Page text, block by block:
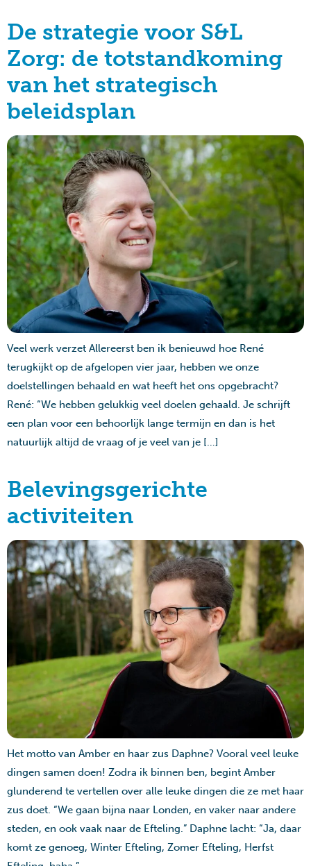
De strategie voor S&L
Zorg: de totstandkoming
van het strategisch
beleidsplan
Veel werk verzet Allereerst ben ik benieuwd hoe René
terugkijkt op de afgelopen vier jaar, hebben we onze
doelstellingen behaald en wat heeft het ons opgebracht?
René: “We hebben gelukkig veel doelen gehaald. Je schrijft
een plan voor een behoorlijk lange termijn en dan is het
natuurlijk altijd de vraag of je veel van je […]
Belevingsgerichte
activiteiten
Het motto van Amber en haar zus Daphne? Vooral veel leuke
dingen samen doen! Zodra ik binnen ben, begint Amber
glunderend te vertellen over alle leuke dingen die ze met haar
zus doet. “We gaan bijna naar Londen, en vaker naar andere
steden, en ook vaak naar de Efteling.” Daphne lacht: “Ja, daar
komt ze genoeg, Winter Efteling, Zomer Efteling, Herfst